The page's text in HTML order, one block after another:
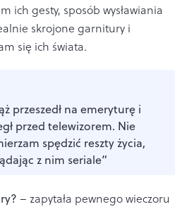
ich gesty, sposób wysławiania
skrojone garnitury i
się ich świata.
przeszedł na emeryturę i
przed telewizorem. Nie
spędzić reszty życia,
z nim seriale”
– zapytała pewnego wieczoru